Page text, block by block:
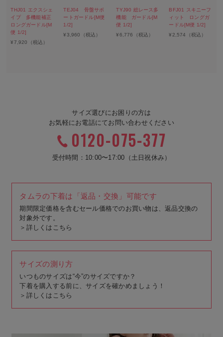
THJ01 エクスシェ
イプ 多機能補正
ロングガードル[M
便 1/2]
¥7,920 （税込）
TEJ04 骨盤サポ
ートガードル[M便
1/2]
¥3,960 （税込）
TYJ90 総レース多
機能 ガードル[M
便 1/2]
¥6,776 （税込）
BFJ01 スキニーフ
ィット ロングガ
ードル[M便 1/2]
¥2,574 （税込）
サイズ選びにお困りの方は
お気軽にお電話にてお問い合わせください
0120-075-377
受付時間：10:00〜17:00（土日祝休み）
タムラの下着は「返品・交換」可能です
期間限定価格を含むセール価格でのお買い物は、返品交換の
対象外です。
＞ 詳しくはこちら
サイズの測り方
いつものサイズは“今”のサイズですか？
下着を購入する前に、サイズを確かめましょう！
＞ 詳しくはこちら